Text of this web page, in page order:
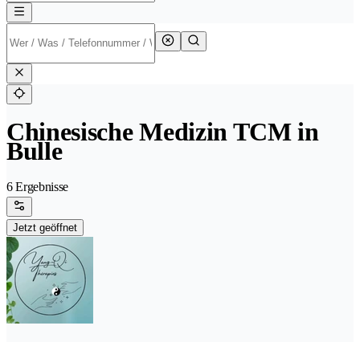
Chinesische Medizin TCM in
Bulle
6 Ergebnisse
Jetzt geöffnet